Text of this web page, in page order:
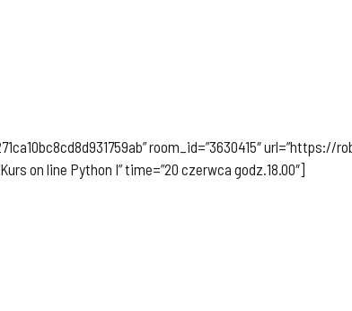
room_id=”3630415″
on line Python I” time=”20 czerwca godz.18.00″]